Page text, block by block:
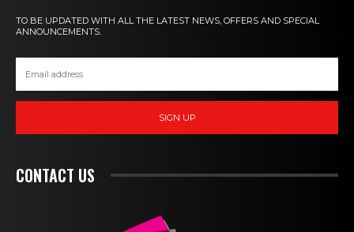
TO BE UPDATED WITH ALL THE LATEST NEWS, OFFERS AND SPECIAL
ANNOUNCEMENTS.
SIGN UP
CONTACT US